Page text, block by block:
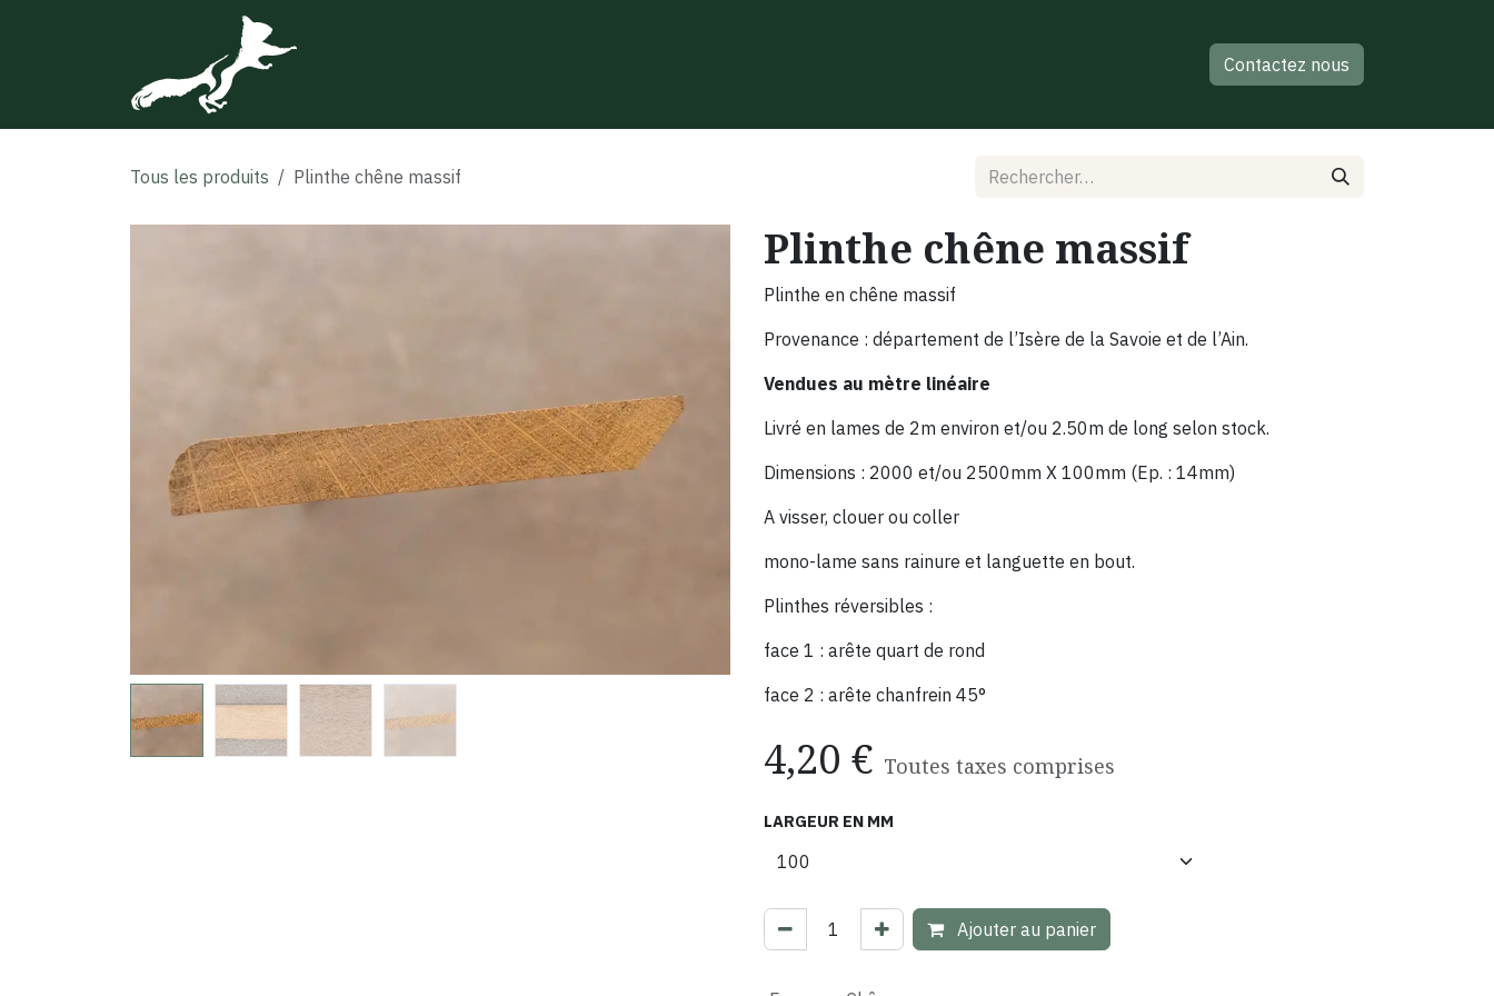
Contactez nous
Tous les produits Plinthe chêne massif
Plinthe chêne massif
Plinthe en chêne massif
Provenance : département de l’Isère de la Savoie et de l’Ain.
Vendues au mètre linéaire
Livré en lames de 2m environ et/ou 2.50m de long selon stock.
Dimensions : 2000 et/ou 2500mm X 100mm (Ep. : 14mm)
A visser, clouer ou coller
mono-lame sans rainure et languette en bout.
Plinthes réversibles :
face 1 : arête quart de rond
face 2 : arête chanfrein 45°
4,20 € Toutes taxes comprises
LARGEUR EN MM
Ajouter au panier